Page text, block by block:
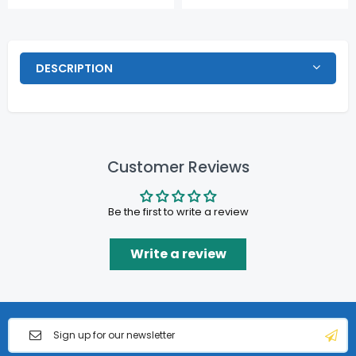
DESCRIPTION
Customer Reviews
Be the first to write a review
Write a review